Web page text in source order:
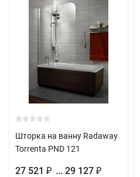
Шторка на ванну Radaway
Torrenta PND 121
27 521 ₽ ... 29 127 ₽